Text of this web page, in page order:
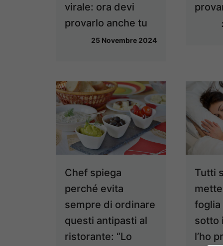
virale: ora devi
provarlo anche tu
25 Novembre 2024
Chef spiega
perché evita
sempre di ordinare
questi antipasti al
ristorante: “Lo
Tutti
foglia
sotto
l’ho